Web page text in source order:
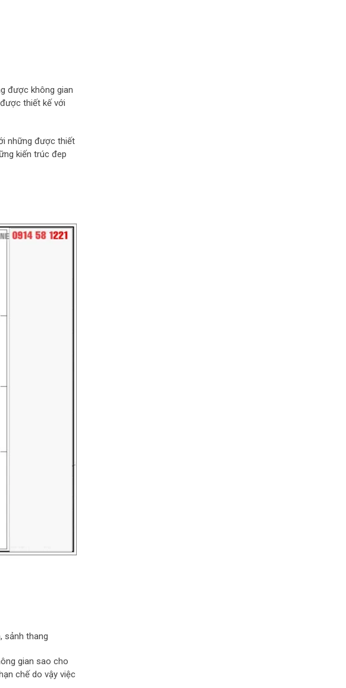
được không gian
thiết kế với
những được thiết
kiến trúc đep
sảnh thang
gian sao cho
chế do vậy việc